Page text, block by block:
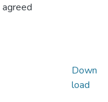
Down
load